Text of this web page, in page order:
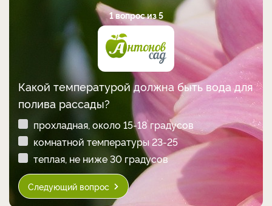
1 вопрос из 5
Какой температурой должна быть вода для
полива рассады?
прохладная, около 15-18 градусов
комнатной температуры 23-25
теплая, не ниже 30 градусов
Следующий вопрос